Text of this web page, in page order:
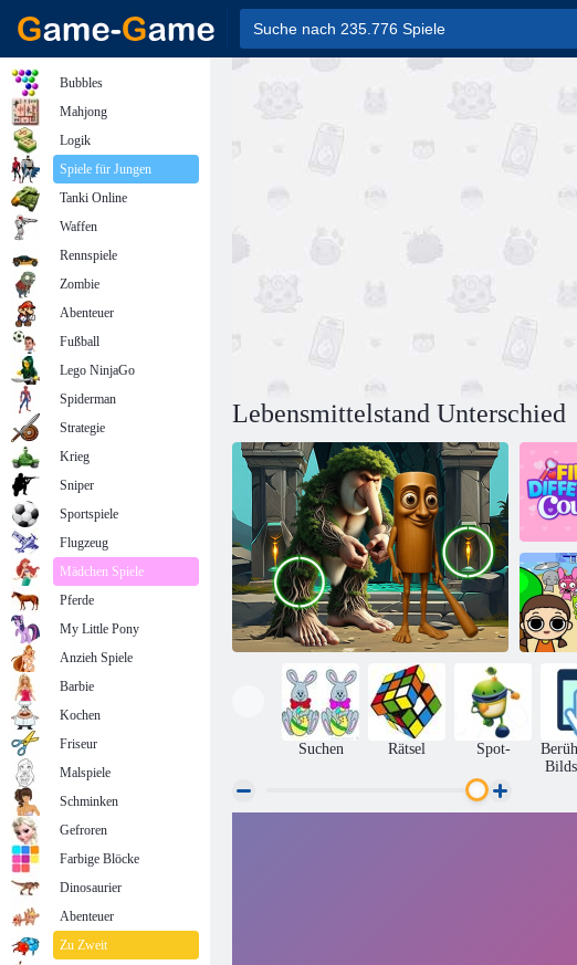
Lebensmittelstand Unterschied
Suchen Rätsel Spot-
Bubbles
Mahjong
Logik
Spiele für Jungen
Tanki Online
Waffen
Rennspiele
Zombie
Abenteuer
Fußball
Lego NinjaGo
Spiderman
Strategie
Krieg
Sniper
Sportspiele
Flugzeug
Mädchen Spiele
Pferde
My Little Pony
Anzieh Spiele
Barbie
Kochen
Friseur
Malspiele
Schminken
Gefroren
Farbige Blöcke
Dinosaurier
Abenteuer
Zu Zweit